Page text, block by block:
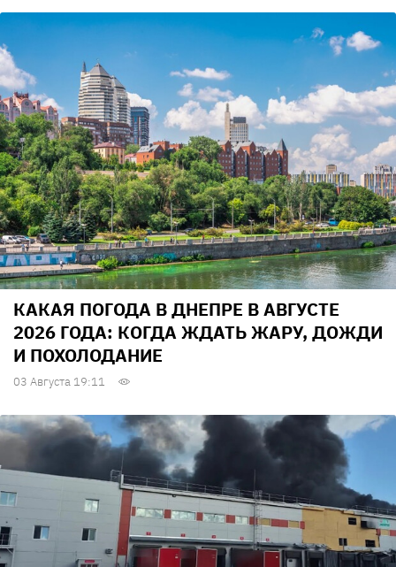
КАКАЯ ПОГОДА В ДНЕПРЕ В АВГУСТЕ
2026 ГОДА: КОГДА ЖДАТЬ ЖАРУ, ДОЖДИ
И ПОХОЛОДАНИЕ
03 Августа 19:11